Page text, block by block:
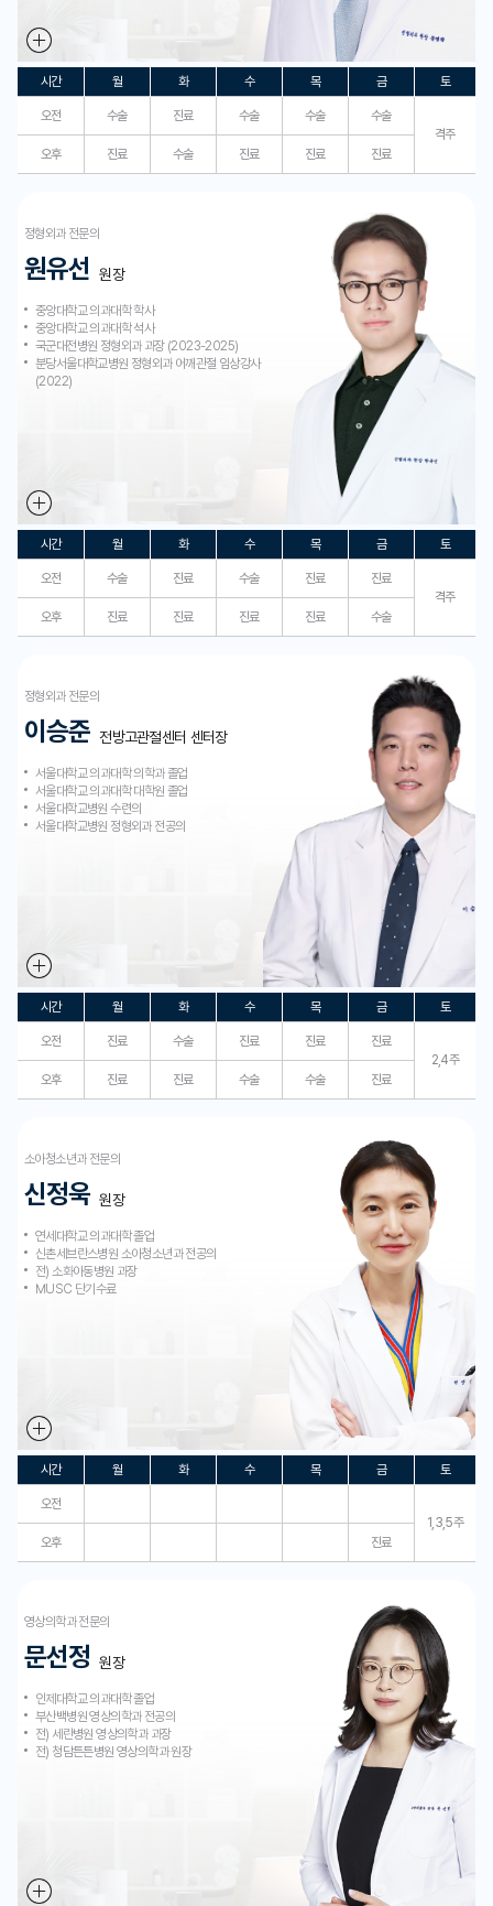
시간 월 화 수 목 금 토
오전 수술 진료 수술 수술
수술
격주
오후
진료 수술 진료 진료 진료
정형외과 전문의
원유선 원장
중앙대학교 의과대학 학사
중앙대학교 의과대학 석사
국군대전병원 정형외과 과장 (2023-2025)
분당서울대학교병원 정형외과 어깨관절 임상강사
(2022)
시간 월 화 수 목 금 토
오전 수술 진료 수술 진료
진료
격주
오후
진료 진료 진료 진료 수술
정형외과 전문의
이승준 전방고관절센터 센터장
서울대학교 의과대학 의학과 졸업
서울대학교 의과대학 대학원 졸업
서울대학교병원 수련의
서울대학교병원 정형외과 전공의
시간 월 화 수 목 금 토
오전 진료 수술 진료 진료
진료
2,4주
오후
진료 진료 수술 수술 진료
소아청소년과 전문의
신정욱 원장
연세대학교 의과대학 졸업
신촌세브란스병원 소아청소년과 전공의
전) 소화아동병원 과장
MUSC 단기수료
시간 월 화 수 목 금 토
오전
1,3,5주
오후
진료
영상의학과 전문의
문선정 원장
인제대학교 의과대학 졸업​
부산백병원 영상의학과 전공의
전) 세란병원 영상의학과 과장​
전) 청담튼튼병원 영상의학과 원장